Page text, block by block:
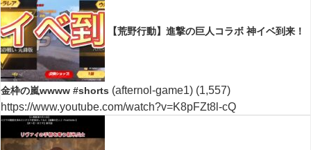
【荒野行動】進撃の巨人コラボ 神イベ到来！
金枠の嵐wwww #shorts (afternol-game1) (1,557)
https://www.youtube.com/watch?v=K8pFZt8l-cQ